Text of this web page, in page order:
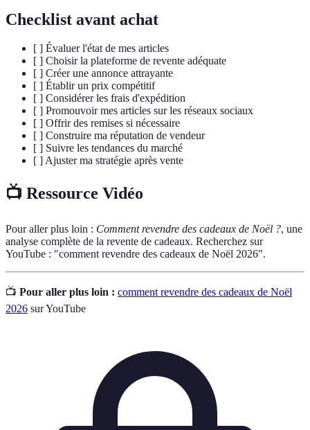
Checklist avant achat
[ ] Évaluer l'état de mes articles
[ ] Choisir la plateforme de revente adéquate
[ ] Créer une annonce attrayante
[ ] Établir un prix compétitif
[ ] Considérer les frais d'expédition
[ ] Promouvoir mes articles sur les réseaux sociaux
[ ] Offrir des remises si nécessaire
[ ] Construire ma réputation de vendeur
[ ] Suivre les tendances du marché
[ ] Ajuster ma stratégie après vente
📺 Ressource Vidéo
Pour aller plus loin : Comment revendre des cadeaux de Noël ?, une
analyse complète de la revente de cadeaux. Recherchez sur
YouTube : "comment revendre des cadeaux de Noël 2026".
📺 Pour aller plus loin : comment revendre des cadeaux de Noël
2026 sur YouTube